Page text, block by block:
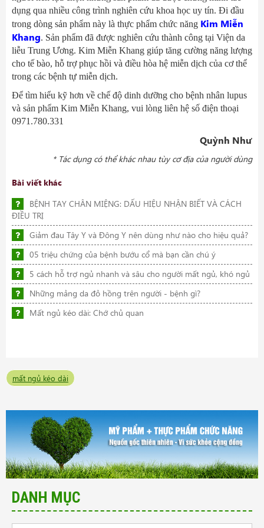
dụng qua nhiều công trình nghiên cứu khoa học uy tín. Đi đầu
trong dòng sản phẩm này là thực phẩm chức năng Kim Miễn
Khang. Sản phẩm đã được nghiên cứu thành công tại Viện da
liễu Trung Ương. Kim Miễn Khang giúp tăng cường năng lượng
cho tế bào, hỗ trợ phục hồi và điều hòa hệ miễn dịch của cơ thể
trong các bệnh tự miễn dịch.
Để tìm hiểu kỹ hơn về chế độ dinh dưỡng cho bệnh nhân lupus
và sản phẩm Kim Miễn Khang, vui lòng liên hệ số điện thoại
0971.780.331
Quỳnh Như
* Tác dụng có thể khác nhau tùy cơ địa của người dùng
Bài viết khác
BỆNH TAY CHÂN MIỆNG: DẤU HIỆU NHẬN BIẾT VÀ CÁCH
ĐIỀU TRỊ
Giảm đau Tây Y và Đông Y nên dùng như nào cho hiệu quả?
05 triệu chứng của bệnh bướu cổ mà bạn cần chú ý
5 cách hỗ trợ ngủ nhanh và sâu cho người mất ngủ, khó ngủ
Những mảng da đỏ hồng trên người - bệnh gì?
Mất ngủ kéo dài: Chớ chủ quan
mất ngủ kéo dài
DANH MỤC